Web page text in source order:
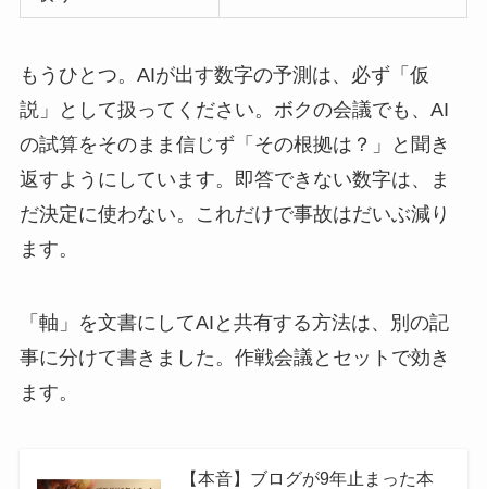
もうひとつ。AIが出す数字の予測は、必ず「仮
説」として扱ってください。ボクの会議でも、AI
の試算をそのまま信じず「その根拠は？」と聞き
返すようにしています。即答できない数字は、ま
だ決定に使わない。これだけで事故はだいぶ減り
ます。
「軸」を文書にしてAIと共有する方法は、別の記
事に分けて書きました。作戦会議とセットで効き
ます。
【本音】ブログが9年止まった本